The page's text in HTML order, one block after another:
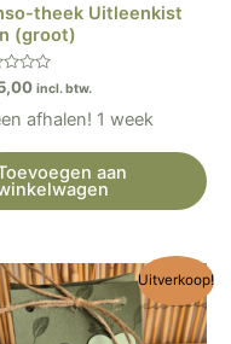
theek Uitleenkist
(groot)
incl. btw.
afhalen! 1 week
aan
Uitverkoop!
Oorspronkelijke
prijs
was:
€ 9,50.
Huidige
prijs
is:
€ 7,50.